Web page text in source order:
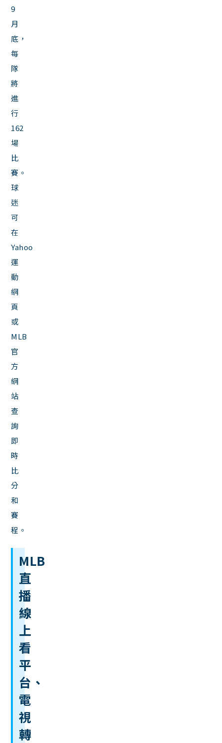
9
月
底，
每
隊
將
進
行
162
場
比
賽。
球
迷
可
在
Yahoo
運
動
網
頁
或
MLB
官
方
網
站
查
詢
即
時
比
分
和
賽
程。
MLB
直
播
線
上
看
平
台、
電
視
轉